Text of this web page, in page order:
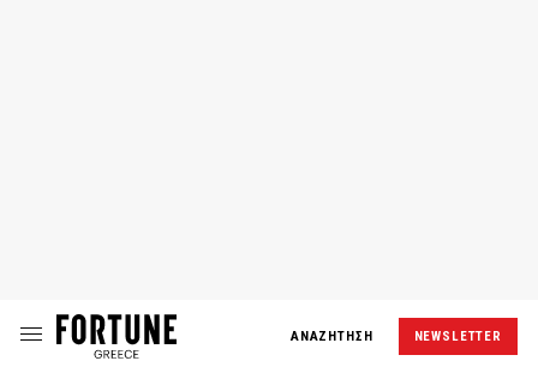
ΑΝΑΖΗΤΗΣΗ NEWSLETTER